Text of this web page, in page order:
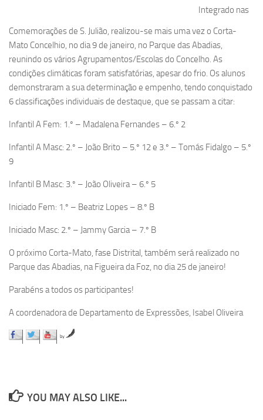
Integrado nas
Comemorações de S. Julião, realizou-se mais uma vez o Corta-
Mato Concelhio, no dia 9 de janeiro, no Parque das Abadias,
reunindo os vários Agrupamentos/Escolas do Concelho. As
condições climáticas foram satisfatórias, apesar do frio. Os alunos
demonstraram a sua determinação e empenho, tendo conquistado
6 classificações individuais de destaque, que se passam a citar:
Infantil A Fem: 1.º – Madalena Fernandes – 6.º 2
Infantil A Masc: 2.º – João Brito – 5.º 12 e 3.º – Tomás Fidalgo – 5.º
9
Infantil B Masc: 3.º – João Oliveira – 6.º 5
Iniciado Fem: 1.º – Beatriz Lopes – 8.º B
Iniciado Masc: 2.º – Jammy Garcia – 7.º B
O próximo Corta-Mato, fase Distrital, também será realizado no
Parque das Abadias, na Figueira da Foz, no dia 25 de janeiro!
Parabéns a todos os participantes!
A coordenadora de Departamento de Expressões, Isabel Oliveira
by
YOU MAY ALSO LIKE...